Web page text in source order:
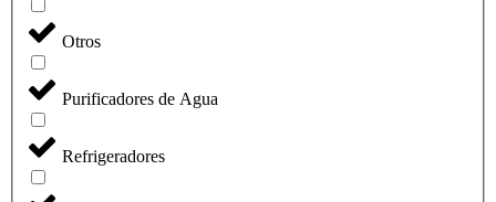
Otros
Purificadores de Agua
Refrigeradores